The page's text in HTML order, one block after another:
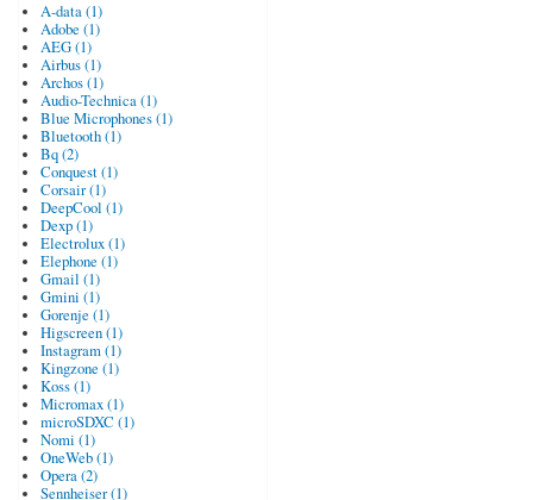
A-data (1)
Adobe (1)
AEG (1)
Airbus (1)
Archos (1)
Audio-Technica (1)
Blue Microphones (1)
Bluetooth (1)
Bq (2)
Conquest (1)
Corsair (1)
DeepCool (1)
Dexp (1)
Electrolux (1)
Elephone (1)
Gmail (1)
Gmini (1)
Gorenje (1)
Higscreen (1)
Instagram (1)
Kingzone (1)
Koss (1)
Micromax (1)
microSDXC (1)
Nomi (1)
OneWeb (1)
Opera (2)
Sennheiser (1)